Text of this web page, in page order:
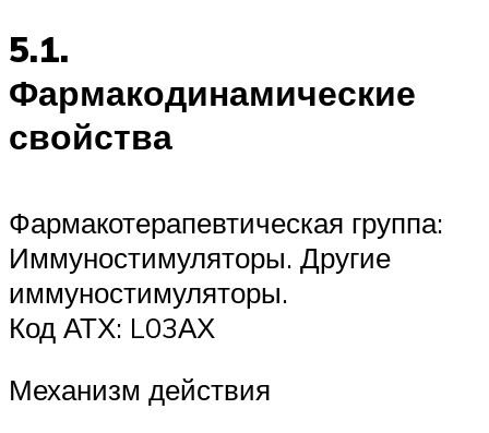
5.1.
Фармакодинамические
свойства
Фармакотерапевтическая группа:
Иммуностимуляторы. Другие
иммуностимуляторы.
Код АТХ: L03АХ
Механизм действия